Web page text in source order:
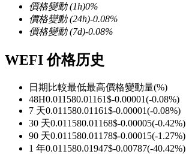
TradFi
價格變動(1h)0%
價格變動(24h)-0.08%
價格變動(7d)-0.08%
WEFI 价格历史
日期比較最低最高價格變動量(%)
48H0.011580.01161$-0.00001(-0.08%)
7 天0.011580.01161$-0.00001(-0.08%)
30 天0.011580.01168$-0.00005(-0.42%)
90 天0.011580.01178$-0.00015(-1.27%)
1 年0.011580.01947$-0.00787(-40.42%)